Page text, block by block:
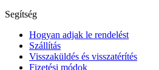
Segítség
Hogyan adjak le rendelést
Szállítás
Visszaküldés és visszatérítés
Fizetési módok